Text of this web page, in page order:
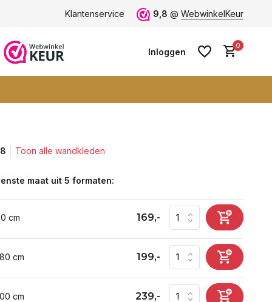
klantbeoordeling 9+ Grootste collectie -ruim 600+
Klantenservice 9,8 @ WebwinkelKeur
Inloggen
0
Toon alle wandkleden
maat uit 5 formaten:
cm 169,-
cm 199,-
cm 239,-